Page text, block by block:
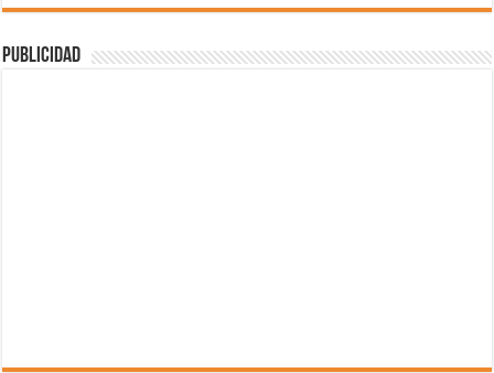
Publicidad